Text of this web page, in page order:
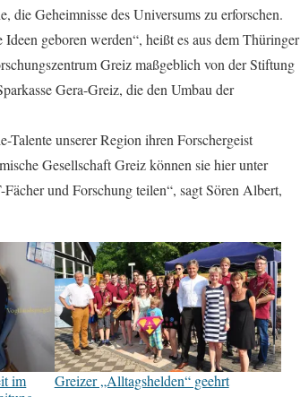
Geheimnisse des Universums zu erforschen.
geboren werden“, heißt es aus dem Thüringer
Greiz maßgeblich von der Stiftung
Gera-Greiz, die den Umbau der
unserer Region ihren Forschergeist
Gesellschaft Greiz können sie hier unter
und Forschung teilen“, sagt Sören Albert,
im
Greizer „Alltagshelden“ geehrt